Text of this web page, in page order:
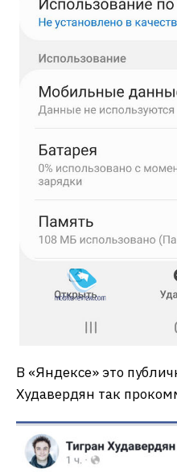
В «Яндексе» это
Худавердян так